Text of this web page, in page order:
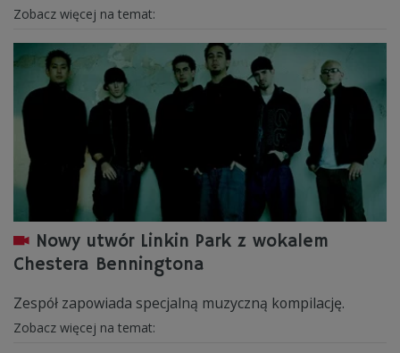
Zobacz więcej na temat:
Nowy utwór Linkin Park z wokalem
Chestera Benningtona
Zespół zapowiada specjalną muzyczną kompilację.
Zobacz więcej na temat: